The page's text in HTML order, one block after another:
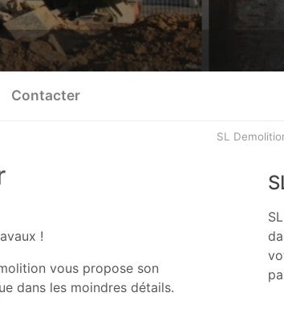
Contacter
SL
!
vous propose son
dans les moindres détails.